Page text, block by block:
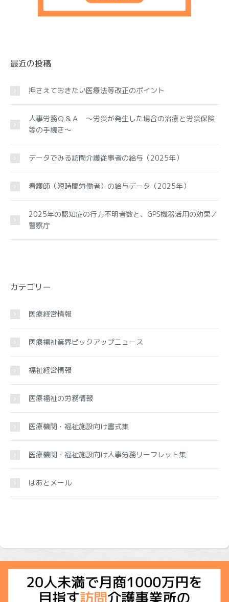
最近の投稿
押さえておきたい医療法等改正のポイント
人事労務Ｑ＆Ａ ～労災が発生した場合の治療と労災保険
等の手続き～
データでみる訪問介護従事者の給与（2025年）
看護師（短時間労働者）の給与データ（2025年）
2025年の認知症の行方不明者数と、GPS機器活用の効果／
警察庁
カテゴリー
医療経営情報
医療福祉業界ピックアップニュース
福祉経営情報
医療福祉の労務情報
医療機関・福祉施設向け書式集
医療機関・福祉施設向け人事労務リーフレット集
はあとメール